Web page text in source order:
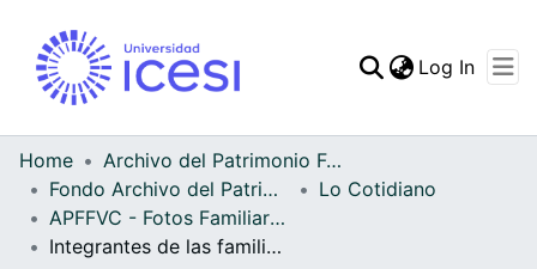
Statistics
Log In
Home
Archivo del Patrimonio Fotográfico y Fílmico del Valle del Cauca
Fondo Archivo del Patrimonio Fotográfico y Fílmico del Valle del Cauca
Lo Cotidiano
APFFVC - Fotos Familiares - Patrimonial
Integrantes de las familias Gómez y Arbeláez Gómez y toda la descendencia